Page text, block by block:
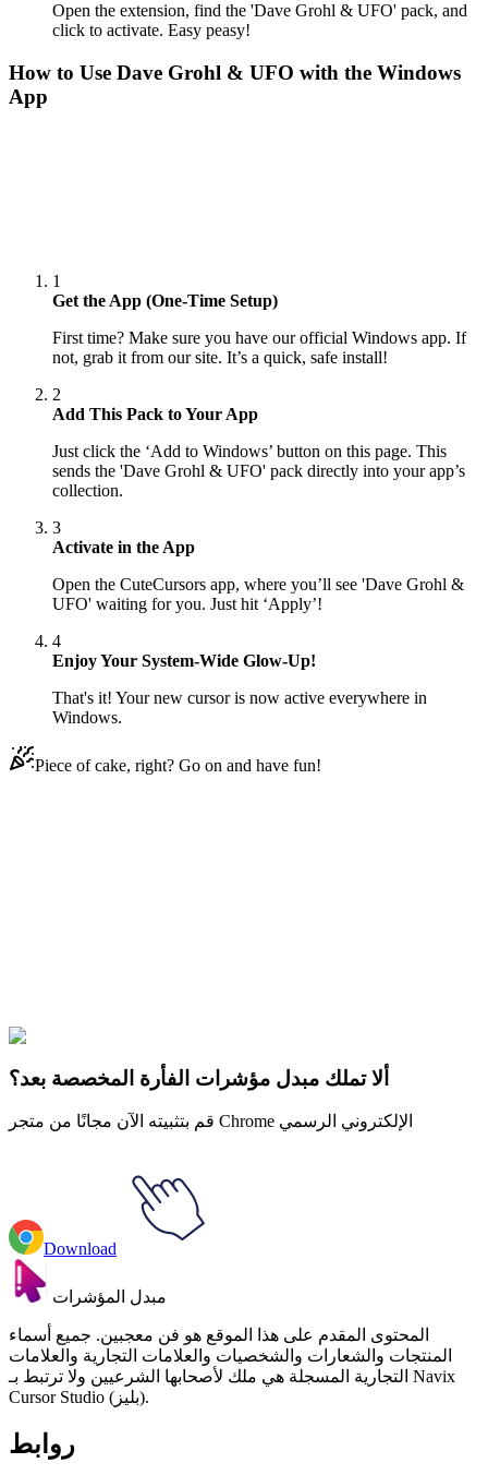
Open the extension, find the 'Dave Grohl & UFO' pack, and
click to activate. Easy peasy!
How to Use Dave Grohl & UFO with the Windows
App
1
Get the App (One-Time Setup)
First time? Make sure you have our official Windows app. If
not, grab it from our site. It’s a quick, safe install!
2
Add This Pack to Your App
Just click the ‘Add to Windows’ button on this page. This
sends the 'Dave Grohl & UFO' pack directly into your app’s
collection.
3
Activate in the App
Open the CuteCursors app, where you’ll see 'Dave Grohl &
UFO' waiting for you. Just hit ‘Apply’!
4
Enjoy Your System-Wide Glow-Up!
That's it! Your new cursor is now active everywhere in
Windows.
Piece of cake, right? Go on and have fun!
الموسيقى
ألا تملك مبدل مؤشرات الفأرة المخصصة بعد؟
قم بتثبيته الآن مجانًا من متجر Chrome الإلكتروني الرسمي
Download
مبدل المؤشرات
المحتوى المقدم على هذا الموقع هو فن معجبين. جميع أسماء
المنتجات والشعارات والشخصيات والعلامات التجارية والعلامات
التجارية المسجلة هي ملك لأصحابها الشرعيين ولا ترتبط بـ Navix
Cursor Studio (بليز).
روابط